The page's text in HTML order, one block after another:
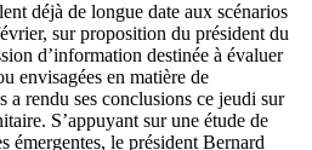
déjà de longue date aux scénarios
sur proposition du président du
d’information destinée à évaluer
envisagées en matière de
a rendu ses conclusions ce jeudi sur
S’appuyant sur une étude de
émergentes, le président Bernard